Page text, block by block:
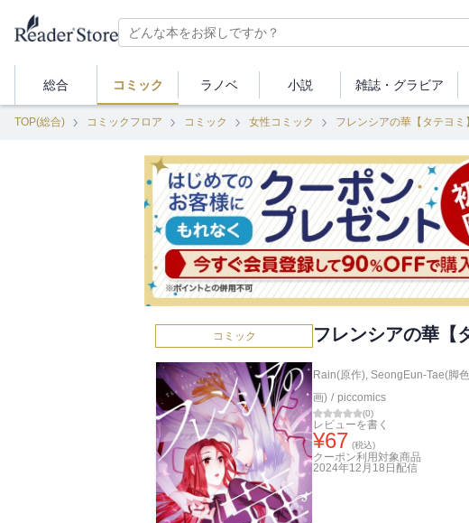
総合 コミック ラノベ 小説 雑誌・ グラビア
TOP(総合) コミックフロア コミック 女性コミック フレンシアの華【タテヨミ】
コミック フレンシアの華【
Rain(原作), SeongEun-Tae(脚
画) / piccomics
(0)
レビューを書く
¥67 (税込)
クーポン利用対象商品
2024年12月18日 配信